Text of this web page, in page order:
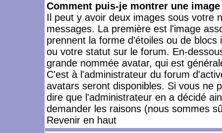
Comment puis-je montrer une
Il peut y avoir deux images sous votre
messages. La première est l'image
prennent la forme d'étoiles ou de
ou votre statut sur le forum. En-
grande nommée avatar, qui est
C'est à l'administrateur du forum
avatars seront disponibles. Si vous ne
dire que l'administrateur en a décidé
demander les raisons (nous sommes
Revenir en haut